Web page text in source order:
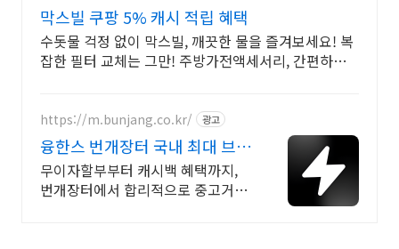
막스빌 쿠팡 5% 캐시 적립 혜택
수돗물 걱정 없이 막스빌, 깨끗한 물을 즐겨보세요! 복
잡한 필터 교체는 그만! 주방가전액세서리, 간편하게
https://m.bunjang.co.kr/ 광고
융한스 번개장터 국내 최대 브랜
드 중고거래
무이자할부부터 캐시백 혜택까지,
번개장터에서 합리적으로 중고거래